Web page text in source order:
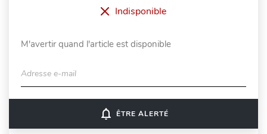
Indisponible
M'avertir quand l'article est disponible
Adresse e-mail
notifications_none ÊTRE ALERTÉ